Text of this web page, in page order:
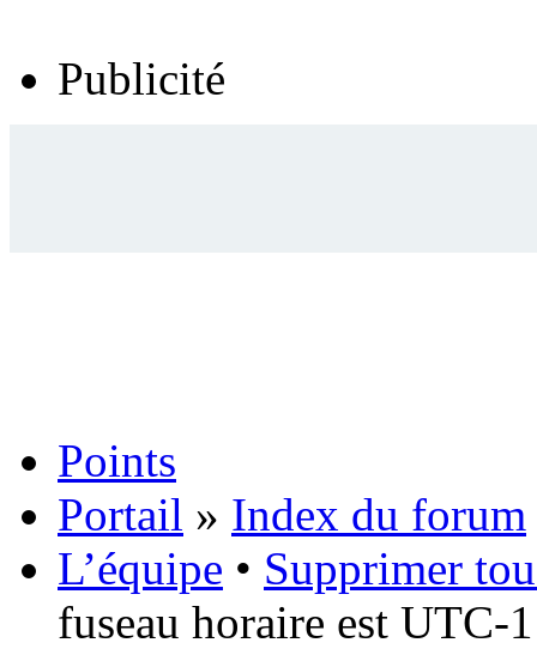
Publicité
Points
Portail » Index du forum
L’équipe • Supprimer
fuseau horaire est UTC-